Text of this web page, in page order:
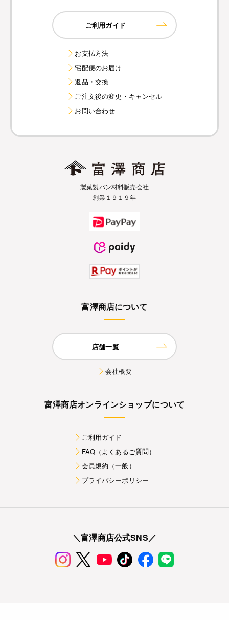
ご利用ガイド
お支払方法
宅配便のお届け
返品・交換
ご注文後の変更・キャンセル
お問い合わせ
製菓製パン材料販売会社
創業１９１９年
富澤商店について
店舗一覧
会社概要
富澤商店オンラインショップについて
ご利用ガイド
FAQ（よくあるご質問）
会員規約（一般）
プライバシーポリシー
＼富澤商店公式SNS／